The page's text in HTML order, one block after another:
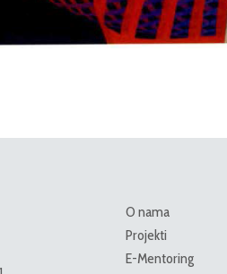
O nama
Projekti
E-Mentoring